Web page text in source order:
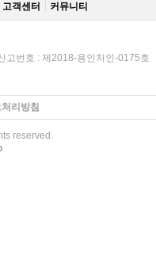
고객센터 커뮤니티
고번호 : 제2018-용인처인-0175호
리방침
reserved.